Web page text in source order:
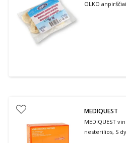
OLKO
MEDIQUEST
MEDIQUEST
nesterilios, S